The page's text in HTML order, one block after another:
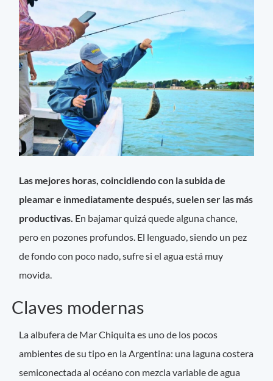
Las mejores horas, coincidiendo con la subida de
pleamar e inmediatamente después, suelen ser las más
productivas. En bajamar quizá quede alguna chance,
pero en pozones profundos. El lenguado, siendo un pez
de fondo con poco nado, sufre si el agua está muy
movida.
Claves modernas
La albufera de Mar Chiquita es uno de los pocos
ambientes de su tipo en la Argentina: una laguna costera
semiconectada al océano con mezcla variable de agua